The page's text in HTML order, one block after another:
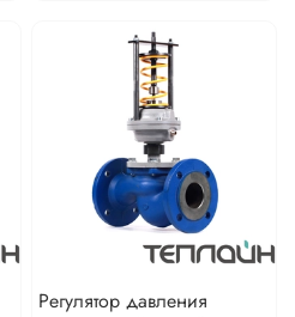
Регулятор давления